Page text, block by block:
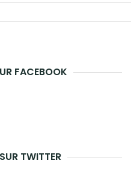
FACEBOOK
TWITTER